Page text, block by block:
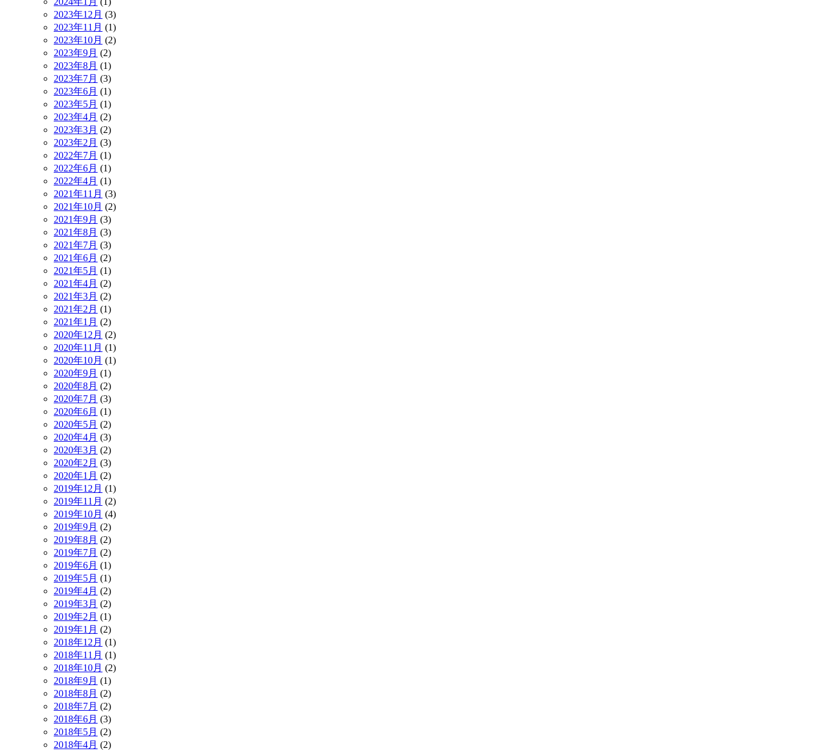
2023年12月 (3)
2023年11月 (1)
2023年10月 (2)
2023年9月 (2)
2023年8月 (1)
2023年7月 (3)
2023年6月 (1)
2023年5月 (1)
2023年4月 (2)
2023年3月 (2)
2023年2月 (3)
2022年7月 (1)
2022年6月 (1)
2022年4月 (1)
2021年11月 (3)
2021年10月 (2)
2021年9月 (3)
2021年8月 (3)
2021年7月 (3)
2021年6月 (2)
2021年5月 (1)
2021年4月 (2)
2021年3月 (2)
2021年2月 (1)
2021年1月 (2)
2020年12月 (2)
2020年11月 (1)
2020年10月 (1)
2020年9月 (1)
2020年8月 (2)
2020年7月 (3)
2020年6月 (1)
2020年5月 (2)
2020年4月 (3)
2020年3月 (2)
2020年2月 (3)
2020年1月 (2)
2019年12月 (1)
2019年11月 (2)
2019年10月 (4)
2019年9月 (2)
2019年8月 (2)
2019年7月 (2)
2019年6月 (1)
2019年5月 (1)
2019年4月 (2)
2019年3月 (2)
2019年2月 (1)
2019年1月 (2)
2018年12月 (1)
2018年11月 (1)
2018年10月 (2)
2018年9月 (1)
2018年8月 (2)
2018年7月 (2)
2018年6月 (3)
2018年5月 (2)
2018年4月 (2)